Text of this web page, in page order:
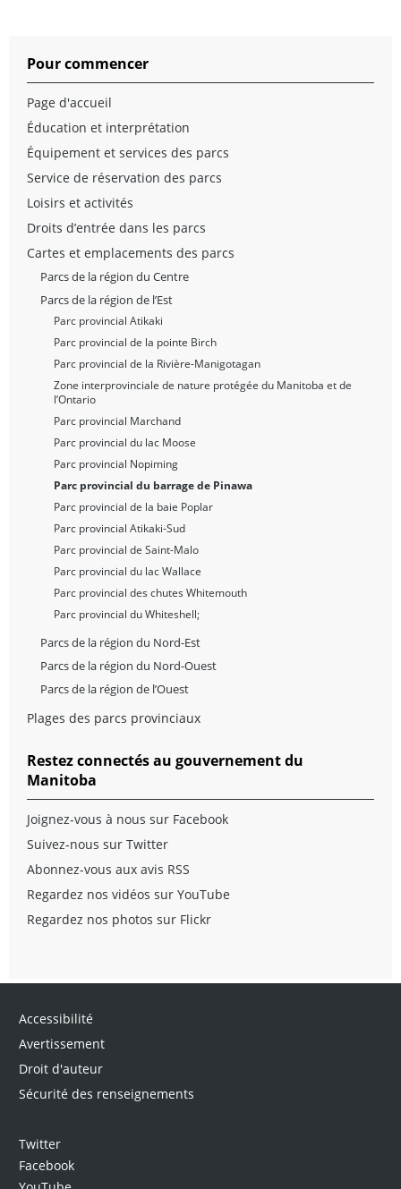
Pour commencer
Page d'accueil
Éducation et interprétation
Équipement et services des parcs
Service de réservation des parcs
Loisirs et activités
Droits d’entrée dans les parcs
Cartes et emplacements des parcs
Parcs de la région du Centre
Parcs de la région de l’Est
Parc provincial Atikaki
Parc provincial de la pointe Birch
Parc provincial de la Rivière-Manigotagan
Zone interprovinciale de nature protégée du Manitoba et de
l’Ontario
Parc provincial Marchand
Parc provincial du lac Moose
Parc provincial Nopiming
Parc provincial du barrage de Pinawa
Parc provincial de la baie Poplar
Parc provincial Atikaki-Sud
Parc provincial de Saint-Malo
Parc provincial du lac Wallace
Parc provincial des chutes Whitemouth
Parc provincial du Whiteshell;
Parcs de la région du Nord-Est
Parcs de la région du Nord-Ouest
Parcs de la région de l’Ouest
Plages des parcs provinciaux
Restez connectés au gouvernement du
Manitoba
Joignez-vous à nous sur Facebook
Suivez-nous sur Twitter
Abonnez-vous aux avis RSS
Regardez nos vidéos sur YouTube
Regardez nos photos sur Flickr
Accessibilité
Avertissement
Droit d'auteur
Sécurité des renseignements
Twitter
Facebook